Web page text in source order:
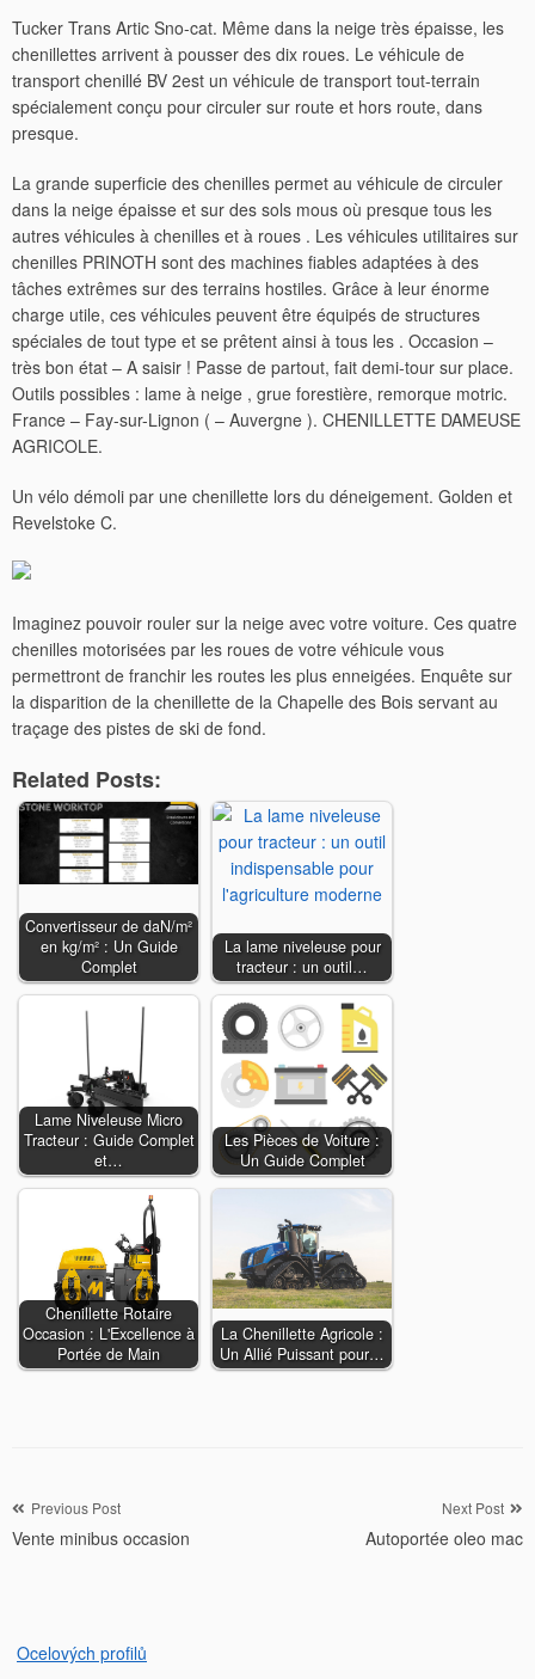
Tucker Trans Artic Sno-cat. Même dans la neige très épaisse, les
chenillettes arrivent à pousser des dix roues. Le véhicule de
transport chenillé BV 2est un véhicule de transport tout-terrain
spécialement conçu pour circuler sur route et hors route, dans
presque.
La grande superficie des chenilles permet au véhicule de circuler
dans la neige épaisse et sur des sols mous où presque tous les
autres véhicules à chenilles et à roues . Les véhicules utilitaires sur
chenilles PRINOTH sont des machines fiables adaptées à des
tâches extrêmes sur des terrains hostiles. Grâce à leur énorme
charge utile, ces véhicules peuvent être équipés de structures
spéciales de tout type et se prêtent ainsi à tous les . Occasion –
très bon état – A saisir ! Passe de partout, fait demi-tour sur place.
Outils possibles : lame à neige , grue forestière, remorque motric.
France – Fay-sur-Lignon ( – Auvergne ). CHENILLETTE DAMEUSE
AGRICOLE.
Un vélo démoli par une chenillette lors du déneigement. Golden et
Revelstoke C.
Imaginez pouvoir rouler sur la neige avec votre voiture. Ces quatre
chenilles motorisées par les roues de votre véhicule vous
permettront de franchir les routes les plus enneigées. Enquête sur
la disparition de la chenillette de la Chapelle des Bois servant au
traçage des pistes de ski de fond.
Related Posts:
Convertisseur de daN/m²
en kg/m² : Un Guide
Complet
La lame niveleuse pour
tracteur : un outil…
Lame Niveleuse Micro
Tracteur : Guide Complet
et…
Les Pièces de Voiture :
Un Guide Complet
Chenillette Rotaire
Occasion : L'Excellence à
Portée de Main
La Chenillette Agricole :
Un Allié Puissant pour…
Navigation
de
Previous Post
Vente minibus occasion
Next Post
Autoportée oleo mac
Ocelových profilů